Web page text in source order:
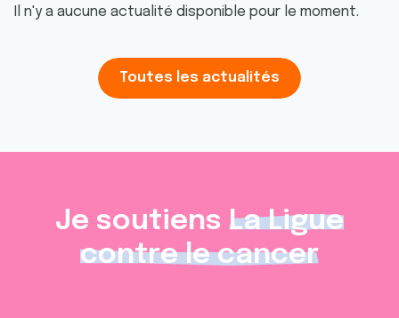
Il n'y a aucune actualité disponible pour le moment.
Toutes les actualités
Je soutiens La Ligue
contre le cancer